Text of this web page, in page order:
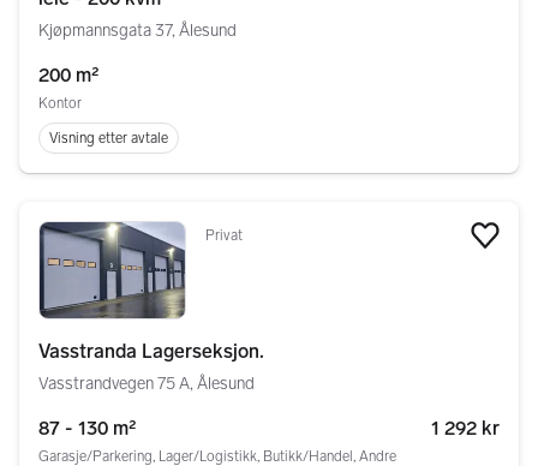
Kjøpmannsgata 37, Ålesund
200 m²
Kontor
Visning etter avtale
Privat
Vasstranda Lagerseksjon.
Vasstrandvegen 75 A, Ålesund
87 - 130 m² 1 292 kr
Garasje/Parkering, Lager/Logistikk, Butikk/Handel, Andre